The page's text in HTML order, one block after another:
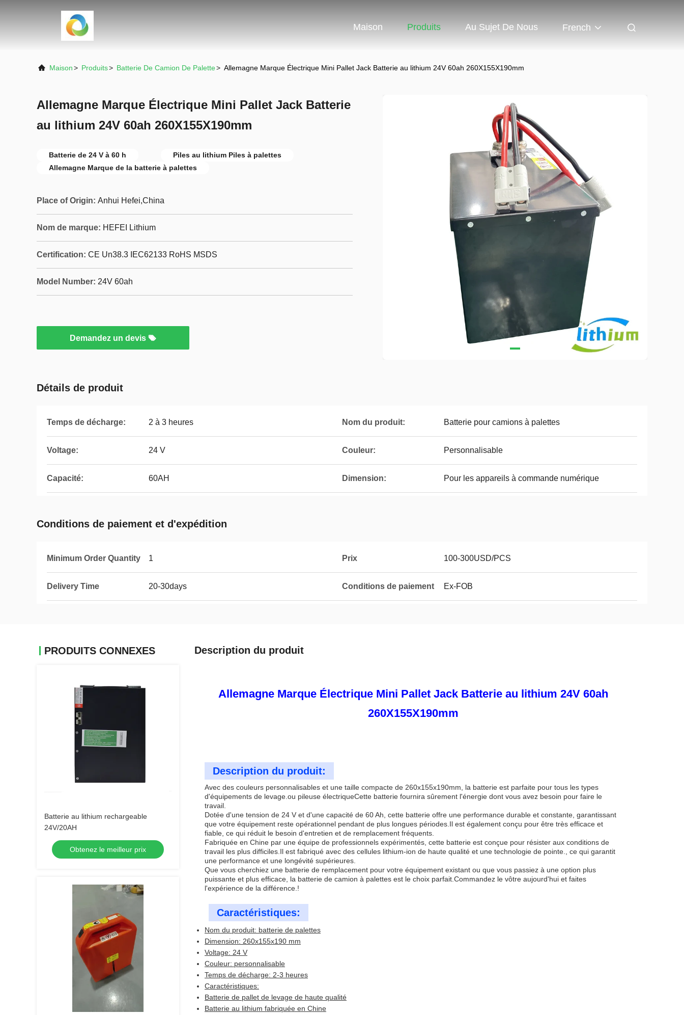
Maison Produits Au Sujet De Nous French
Maison> Produits> Batterie De Camion De Palette> Allemagne Marque Électrique Mini Pallet Jack Batterie au lithium 24V 60ah 260X155X190mm
Allemagne Marque Électrique Mini Pallet Jack Batterie
au lithium 24V 60ah 260X155X190mm
Batterie de 24 V à 60 h
Piles au lithium Piles à palettes
Allemagne Marque de la batterie à palettes
Place of Origin: Anhui Hefei,China
Nom de marque: HEFEI Lithium
Certification: CE Un38.3 IEC62133 RoHS MSDS
Model Number: 24V 60ah
Demandez un devis
Détails de produit
Temps de décharge: 2 à 3 heures Nom du produit: Batterie pour camions à palettes
Voltage: 24 V Couleur: Personnalisable
Capacité: 60AH Dimension: Pour les appareils à commande numérique
Conditions de paiement et d'expédition
Minimum Order Quantity 1 Prix 100-300USD/PCS
Delivery Time 20-30days Conditions de paiement Ex-FOB
PRODUITS CONNEXES
Batterie au lithium rechargeable
24V/20AH
Obtenez le meilleur prix
Description du produit
Allemagne Marque Électrique Mini Pallet Jack Batterie au lithium 24V 60ah
260X155X190mm
Description du produit:
Avec des couleurs personnalisables et une taille compacte de 260x155x190mm, la batterie est parfaite pour tous les types
d'équipements de levage.ou pileuse électriqueCette batterie fournira sûrement l'énergie dont vous avez besoin pour faire le
travail.
Dotée d'une tension de 24 V et d'une capacité de 60 Ah, cette batterie offre une performance durable et constante, garantissant
que votre équipement reste opérationnel pendant de plus longues périodes.Il est également conçu pour être très efficace et
fiable, ce qui réduit le besoin d'entretien et de remplacement fréquents.
Fabriquée en Chine par une équipe de professionnels expérimentés, cette batterie est conçue pour résister aux conditions de
travail les plus difficiles.Il est fabriqué avec des cellules lithium-ion de haute qualité et une technologie de pointe., ce qui garantit
une performance et une longévité supérieures.
Que vous cherchiez une batterie de remplacement pour votre équipement existant ou que vous passiez à une option plus
puissante et plus efficace, la batterie de camion à palettes est le choix parfait.Commandez le vôtre aujourd'hui et faites
l'expérience de la différence.!
Caractéristiques:
Nom du produit: batterie de palettes
Dimension: 260x155x190 mm
Voltage: 24 V
Couleur: personnalisable
Temps de décharge: 2-3 heures
Caractéristiques:
Batterie de pallet de levage de haute qualité
Batterie au lithium fabriquée en Chine